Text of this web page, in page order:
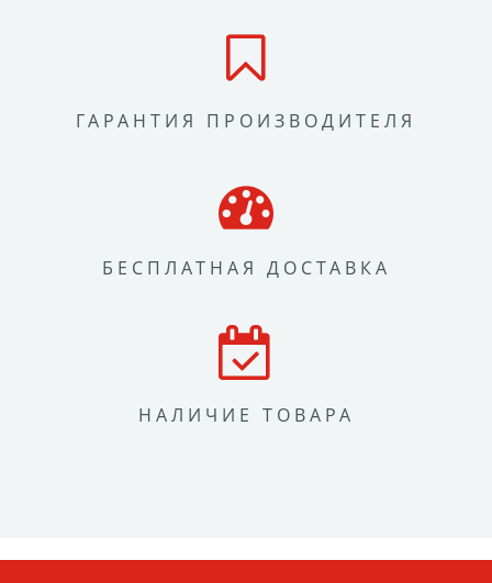
ГАРАНТИЯ ПРОИЗВОДИТЕЛЯ
БЕСПЛАТНАЯ ДОСТАВКА
НАЛИЧИЕ ТОВАРА